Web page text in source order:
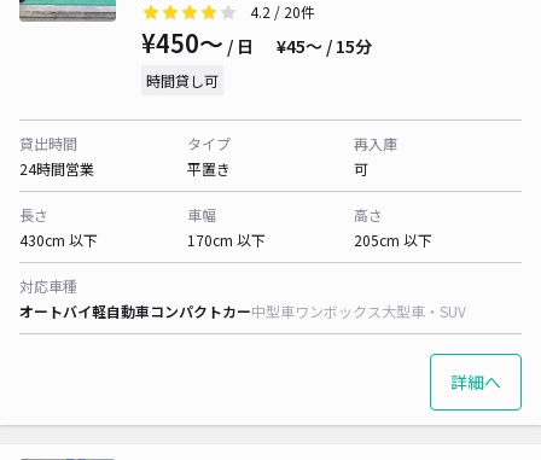
4.2 / 20件
¥450〜 / 日 ¥45〜 / 15分
時間貸し可
貸出時間
24時間営業
タイプ
平置き
再入庫
可
長さ
430cm 以下
車幅
170cm 以下
高さ
205cm 以下
対応車種
オートバイ軽自動車コンパクトカー中型車ワンボックス大型車・SUV
詳細へ